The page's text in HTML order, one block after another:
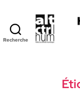
Recherche